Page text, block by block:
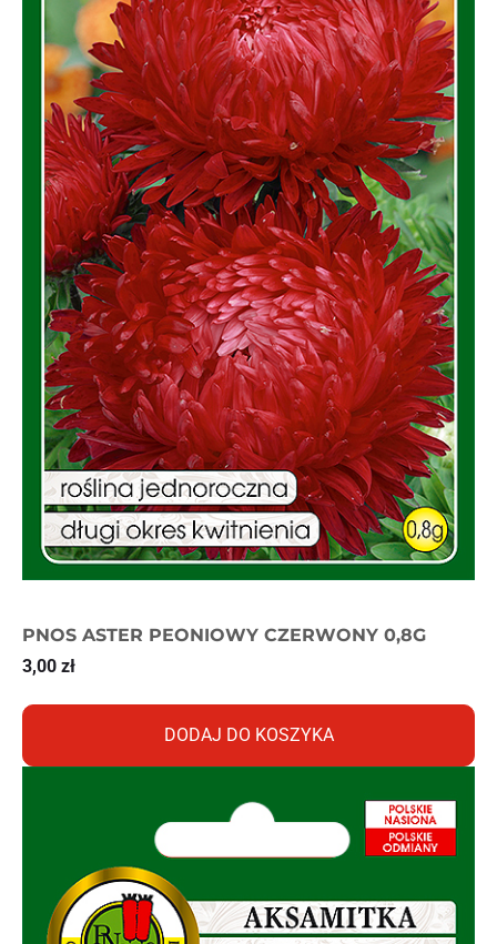
PNOS ASTER PEONIOWY CZERWONY 0,8G
3,00 zł
DODAJ DO KOSZYKA